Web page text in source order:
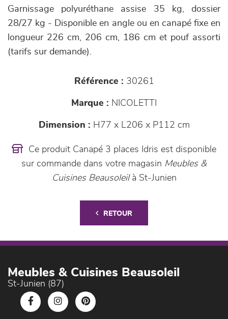
Garnissage polyuréthane assise 35 kg, dossier
28/27 kg - Disponible en angle ou en canapé fixe en
longueur 226 cm, 206 cm, 186 cm et pouf assorti
(tarifs sur demande).
Référence : 30261
Marque : NICOLETTI
Dimension : H77 x L206 x P112 cm
Ce produit Canapé 3 places Idris est disponible
sur commande dans votre magasin Meubles &
Cuisines Beausoleilà St-Junien
RETOUR
Meubles & Cuisines Beausoleil
St-Junien (87)